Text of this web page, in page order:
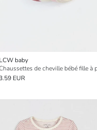
LCW baby
EUR